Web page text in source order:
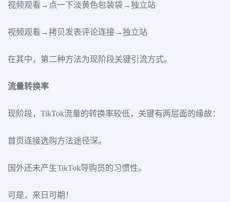
视频观看→点一下淡黄色包装袋→独立站
视频观看→拷贝发表评论连接→独立站
在其中，第二种方法为现阶段关键引流方式。
流量转换率
现阶段，TikTok流量的转换率较低，关键有两层面的缘故：
首页连接选购方法途径深。
国外还未产生TikTok导购员的习惯性。
可是，来日可期！